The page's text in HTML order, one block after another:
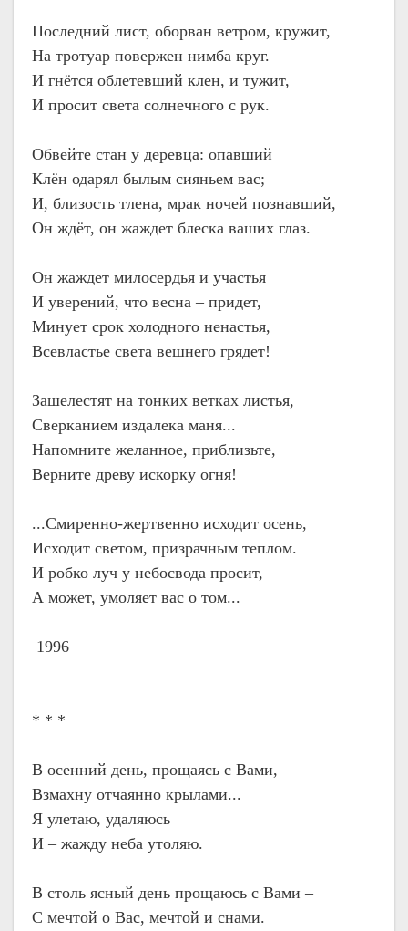
Последний лист, оборван ветром, кружит,
На тротуар повержен нимба круг.
И гнётся облетевший клен, и тужит,
И просит света солнечного с рук.
Обвейте стан у деревца: опавший
Клён одарял былым сияньем вас;
И, близость тлена, мрак ночей познавший,
Он ждёт, он жаждет блеска ваших глаз.
Он жаждет милосердья и участья
И уверений, что весна – придет,
Минует срок холодного ненастья,
Всевластье света вешнего грядет!
Зашелестят на тонких ветках листья,
Сверканием издалека маня...
Напомните желанное, приблизьте,
Верните древу искорку огня!
...Смиренно-жертвенно исходит осень,
Исходит светом, призрачным теплом.
И робко луч у небосвода просит,
А может, умоляет вас о том...
1996
* * *
В осенний день, прощаясь с Вами,
Взмахну отчаянно крылами...
Я улетаю, удаляюсь
И – жажду неба утоляю.
В столь ясный день прощаюсь с Вами –
С мечтой о Вас, мечтой и снами.